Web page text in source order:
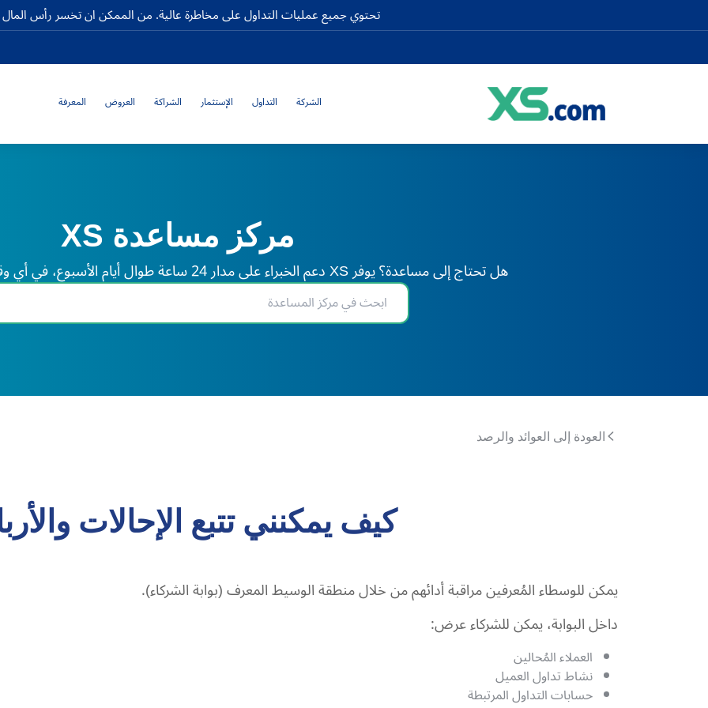
تحتوي جميع عمليات التداول على مخاطرة عالية. من الممكن ان تخسر رأس المال
الشركة التداول الإستثمار الشراكة العروض المعرفة
مركز مساعدة XS
هل تحتاج إلى مساعدة؟ يوفر XS دعم الخبراء على مدار 24 ساعة طوال أيام الأسبوع، في أي وقت وفي أي مكان في العالم.
العودة إلى العوائد والرصد
كيف يمكنني تتبع الإحالات
يمكن للوسطاء المُعرفين مراقبة أدائهم من خلال منطقة الوسيط المعرف (بوابة الشركاء).
داخل البوابة، يمكن للشركاء عرض:
العملاء المُحالين
نشاط تداول العميل
حسابات التداول المرتبطة